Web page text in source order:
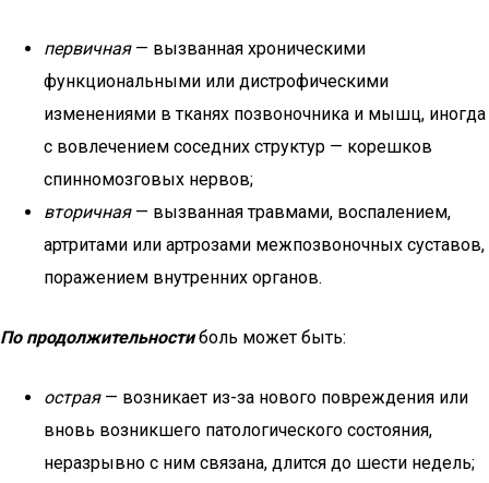
первичная— вызванная хроническими
функциональными или дистрофическими
изменениями в тканях позвоночника и мышц, иногда
с вовлечением соседних структур — корешков
спинномозговых нервов;
вторичная— вызванная травмами, воспалением,
артритами или артрозами межпозвоночных суставов,
поражением внутренних органов.
По продолжительностиболь может быть:
острая— возникает из-за нового повреждения или
вновь возникшего патологического состояния,
неразрывно с ним связана, длится до шести недель;